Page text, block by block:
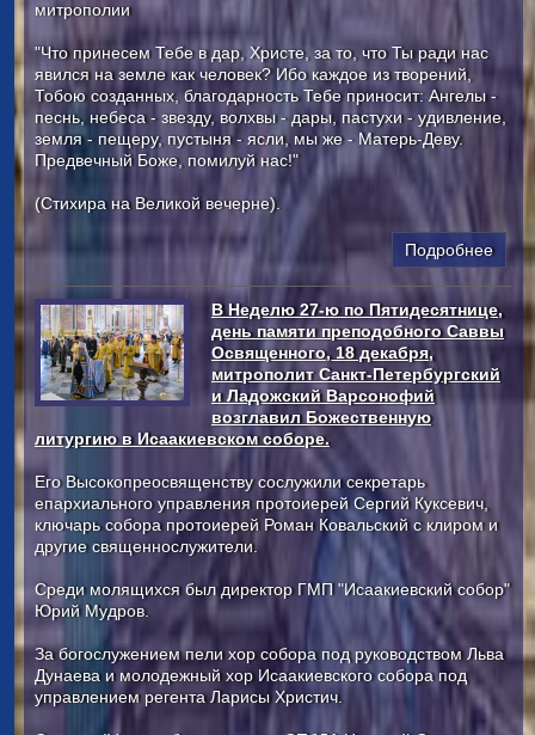
митрополии
"Что принесем Тебе в дар, Христе, за то, что Ты ради нас
явился на земле как человек? Ибо каждое из творений,
Тобою созданных, благодарность Тебе приносит: Ангелы -
песнь, небеса - звезду, волхвы - дары, пастухи - удивление,
земля - пещеру, пустыня - ясли, мы же - Матерь-Деву.
Предвечный Боже, помилуй нас!"
(Стихира на Великой вечерне).
Подробнее
В Неделю 27-ю по Пятидесятнице,
день памяти преподобного Саввы
Освященного, 18 декабря,
митрополит Санкт-Петербургский
и Ладожский Варсонофий
возглавил Божественную
литургию в Исаакиевском соборе.
Его Высокопреосвященству сослужили секретарь
епархиального управления протоиерей Сергий Куксевич,
ключарь собора протоиерей Роман Ковальский с клиром и
другие священнослужители.
Среди молящихся был директор ГМП "Исаакиевский собор"
Юрий Мудров.
За богослужением пели хор собора под руководством Льва
Дунаева и молодежный хор Исаакиевского собора под
управлением регента Ларисы Христич.